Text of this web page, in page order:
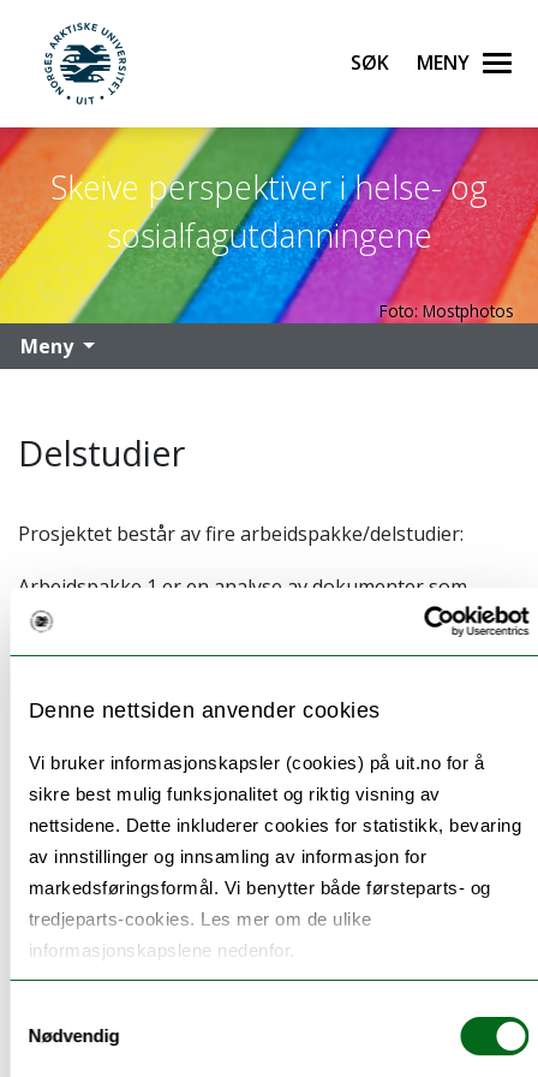
Denne nettsiden anvender cookies
Vi bruker informasjonskapsler (cookies) på uit.no for å
sikre best mulig funksjonalitet og riktig visning av
nettsidene. Dette inkluderer cookies for statistikk, bevaring
av innstillinger og innsamling av informasjon for
markedsføringsformål. Vi benytter både førsteparts- og
tredjeparts-cookies. Les mer om de ulike
informasjonskapslene nedenfor.
Nødvendig
Gå til hovedinnhold
UiT Norges arktiske universitet
Søk Meny
Skeive perspektiver i helse- og
sosialfagutdanningene
Foto: Mostphotos
Meny
Delstudier
Prosjektet består av fire arbeidspakke/delstudier:
Arbeidspakke 1 er en analyse av dokumenter som
regulerer alle ergoterapi-fysioterapi-, sosialt arbeid-,
sykepleie- og vernepleie-utdanninger i Norge.
Arbeidspakke 2 er en utforsking av hva studenter
utdanningene. I denne arbeidspakken skal vi
gjennomføre fokusgruppediskusjoner med studenter
I Arbeidspakke 3 gjennomfører vi workshops med
ansatte ved de aktuelle utdanningene for å utforske
hvordan tema knyttet til skeive eldre mennesker kan
undervisningsressurser det er behov for.